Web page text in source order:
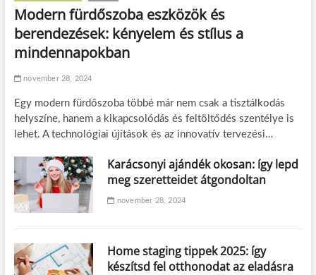
Modern fürdőszoba eszközök és
berendezések: kényelem és stílus a
mindennapokban
november 28, 2024
Egy modern fürdőszoba többé már nem csak a tisztálkodás
helyszíne, hanem a kikapcsolódás és feltöltődés szentélye is
lehet. A technológiai újítások és az innovatív tervezési…
Karácsonyi ajándék okosan: így lepd
meg szeretteidet átgondoltan
november 28, 2024
Home staging tippek 2025: így
készítsd fel otthonodat az eladásra